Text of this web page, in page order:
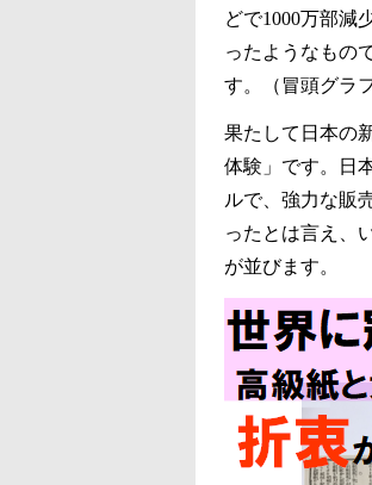
どで1000万部減
ったようなもの
す。（冒頭グラ
果たして日本の
体験」です。日
ルで、強力な販
ったとは言え、
が並びます。